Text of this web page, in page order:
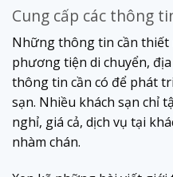
Cung cấp các thông
Những thông tin cần thiết
phương tiện di chuyển,
thông tin cần có để phát
sạn. Nhiều khách sạn chỉ
nghỉ, giá cả, dịch vụ tại
nhàm chán.